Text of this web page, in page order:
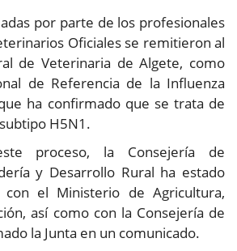
por parte de los profesionales
Oficiales se remitieron al
de Veterinaria de Algete, como
de Referencia de la Influenza
ha confirmado que se trata de
H5N1.
proceso, la Consejería de
y Desarrollo Rural ha estado
con el Ministerio de Agricultura,
así como con la Consejería de
la Junta en un comunicado.